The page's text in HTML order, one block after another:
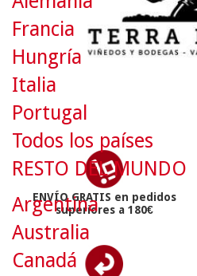
ENVÍO GRATIS en pedidos
superiores a 180€
Francia
Hungría
Italia
Portugal
Todos los países
RESTO DEL MUNDO
Argentina
Australia
Canadá